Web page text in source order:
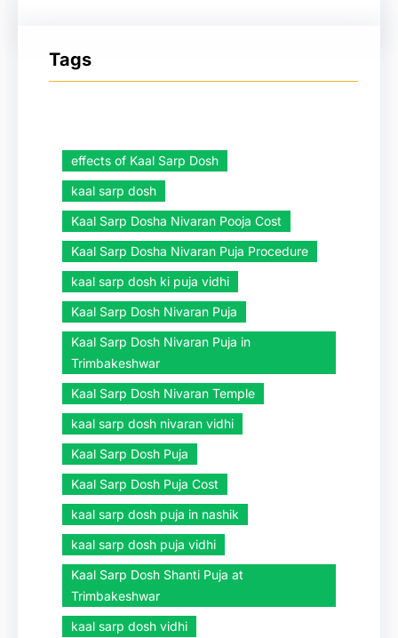
Tags
effects of Kaal Sarp Dosh
kaal sarp dosh
Kaal Sarp Dosha Nivaran Pooja Cost
Kaal Sarp Dosha Nivaran Puja Procedure
kaal sarp dosh ki puja vidhi
Kaal Sarp Dosh Nivaran Puja
Kaal Sarp Dosh Nivaran Puja in
Trimbakeshwar
Kaal Sarp Dosh Nivaran Temple
kaal sarp dosh nivaran vidhi
Kaal Sarp Dosh Puja
Kaal Sarp Dosh Puja Cost
kaal sarp dosh puja in nashik
kaal sarp dosh puja vidhi
Kaal Sarp Dosh Shanti Puja at
Trimbakeshwar
kaal sarp dosh vidhi